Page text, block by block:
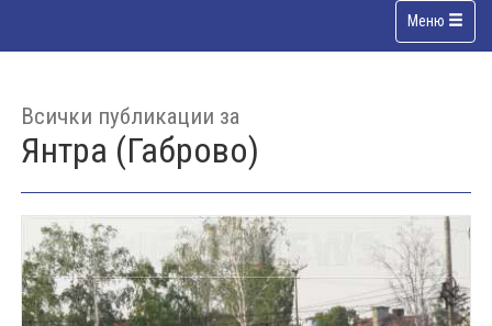
Меню
Всички публикации за
Янтра (Габрово)